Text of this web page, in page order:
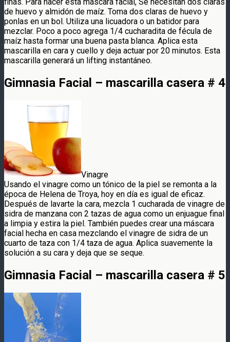
de huevo y almidón de maíz. Toma dos claras de huevo y
ponlas en un bol. Utiliza una licuadora o un batidor para
mezclar. Poco a poco agrega 1/4 cucharadita de fécula de
maíz hasta formar una buena pasta blanca. Aplica esta
mascarilla en cara y cuello y deja actuar por 20 minutos. Esta
mascarilla generará un lifting instantáneo.
Gimnasia Facial – mascarilla casera # 4
Vinagre
Usando el vinagre como un tónico de la piel se remonta a la
época de Helena de Troya, hoy en día es igual de eficaz.
Después de lavarte la cara, mezcla 1 cucharada de vinagre de
sidra de manzana con 2 tazas de agua como un enjuague final
a limpia y estira la piel. También puedes crear una máscara
facial hecha en casa mezclando el vinagre de sidra de un
cuarto de taza con 1/4 taza de agua. Aplica suavemente la
solución a su cara y deja que se seque.
Gimnasia Facial – mascarilla casera # 5